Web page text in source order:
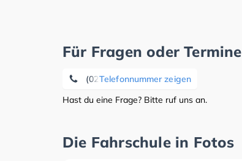
Für Fragen oder Termine
Telefonnummer zeigen
(02520) 13 46
Hast du eine Frage? Bitte ruf uns an.
Die Fahrschule in Fotos